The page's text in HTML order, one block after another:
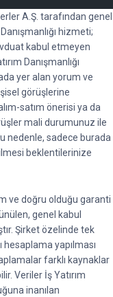
A.Ş. tarafından genel
hizmeti;
kabul etmeyen
Danışmanlığı
yer alan yorum ve
görüşlerine
satım önerisi ya da
mali durumunuz ile
nedenle, sadece burada
beklentilerinize
ve doğru olduğu garanti
genel kabul
Şirket özelinde tek
yapılması
farklı kaynaklar
Veriler İş Yatırım
inanılan